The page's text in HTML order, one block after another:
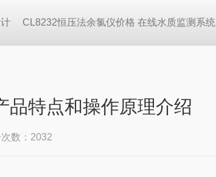
CL8232恒压法余氯仪价格 在线水质监测系统
品特点和操作原理介绍
次数：2032